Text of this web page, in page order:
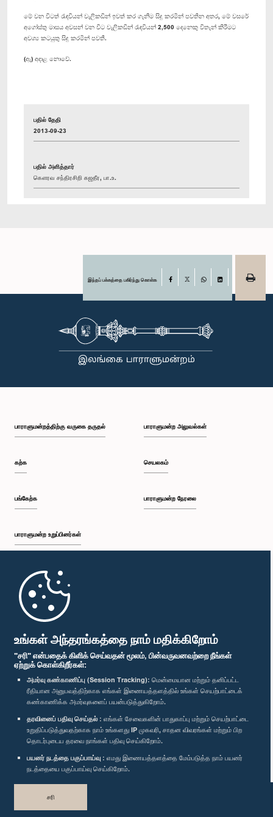
உங்கள் அந்தரங்கத்தை நாம் மதிக்கிறோம்
"சரி" என்பதைக் கிளிக் செய்வதன் மூலம், பின்வருவனவற்றை நீங்கள்
ஏற்றுக் கொள்கிறீர்கள்:
அமர்வு கண்காணிப்பு (Session Tracking): மென்மையான மற்றும் தனிப்பட்ட
ரீதியான அனுபவத்திற்காக எங்கள் இணையத்தளத்தில் உங்கள் செயற்பாட்டைக்
கண்காணிக்க அமர்வுகளைப் பயன்படுத்துகிறோம்.
தரவினைப் பதிவு செய்தல் : எங்கள் சேவைகளின் பாதுகாப்பு மற்றும் செயற்பாட்டை
உறுதிப்படுத்துவதற்காக நாம் உங்களது IP முகவரி, சாதன விவரங்கள் மற்றும் பிற
தொடர்புடைய தரவை நாங்கள் பதிவு செய்கிறோம்.
பயனர் நடத்தை பகுப்பாய்வு : எமது இணையத்தளத்தை மேம்படுத்த நாம் பயனர்
நடத்தையை பகுப்பாய்வு செய்கிறோம்.
சரி
මේ වන විටත් රැඳවියන් වැලිකඩින් ඉවත් කර ගැනීම සිදු කරමින් පවතින අතර, මේ වසරේ
අගෝස්තු මාසය අවසන් වන විට වැලිකඩින් රැඳවියන් 2,500 දෙනෙකු විතැන් කිරීමට
අවශ්‍ය කටයුතු සිදු කරමින් පවතී.
(ඇ) අදාළ නොවේ.
பதில் தேதி
2013-09-23
பதில் அளித்தார்
கௌரவ சந்திரசிறி கஜதீர, பா.உ.
இந்தப் பக்கத்தை பகிர்ந்து கொள்க Facebook
பாராளுமன்றத்திற்கு வருகை தருதல்
கற்க
பங்கேற்க
பாராளுமன்ற உறுப்பினர்கள்
முதற்பக்கம்
பாராளுமன்ற அலுவல்கள்
செயலகம்
பாராளுமன்ற நேரலை
பாராளுமன்ற கையடக்க செயலி
எம்மை பின்தொடர்க :
விருதுகள்
தனியுரிமைக் கொள்கை